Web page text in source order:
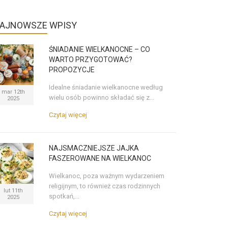
WPISY
mar 12th
2025
ŚNIADANIE WIELKANOCNE – CO
WARTO PRZYGOTOWAĆ?
PROPOZYCJE
Idealne śniadanie wielkanocne według
wielu osób powinno składać się z...
Czytaj więcej
lut 11th
2025
NAJSMACZNIEJSZE JAJKA
FASZEROWANE NA WIELKANOC
Wielkanoc, poza ważnym wydarzeniem
religijnym, to również czas rodzinnych
spotkań,...
Czytaj więcej